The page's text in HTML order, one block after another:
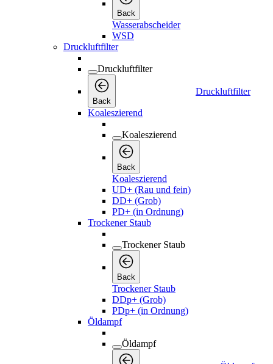
Back
Wasserabscheider
WSD
Druckluftfilter
Druckluftfilter
Back
Druckluftfilter
Koaleszierend
Koaleszierend
Back
Koaleszierend
UD+ (Rau und fein)
DD+ (Grob)
PD+ (in Ordnung)
Trockener Staub
Trockener Staub
Back
Trockener Staub
DDp+ (Grob)
PDp+ (in Ordnung)
Öldampf
Öldampf